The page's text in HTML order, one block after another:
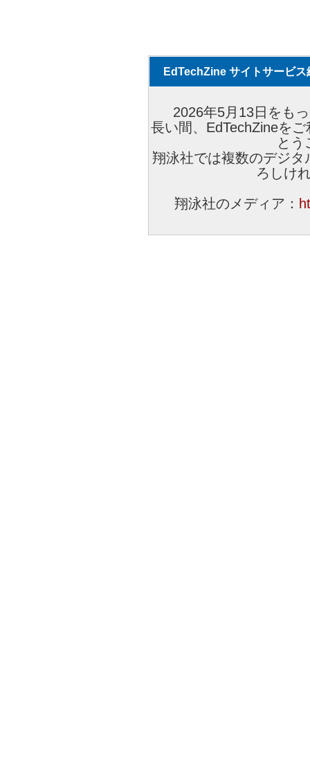
EdTechZine サイトサービス
2026年5月13日をも
長い間、EdTechZineを
とう
翔泳社では複数のデジ
ろしけ
翔泳社のメディア：